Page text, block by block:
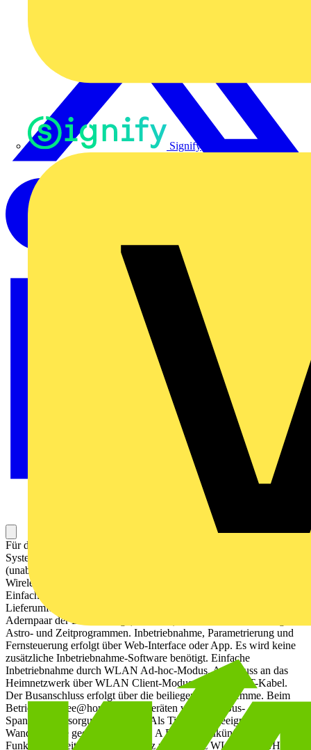
Signify
Für die Inbetriebnahme und Fernsteuerung des Busch-free@home®
Systems. Unterstützt bis zu 150 free@home Teilnehmer
(unabhängig ob Wireless oder Wired). Mit integrierter free@home
Wireless Antenne. Mit integriertem free@home Busanschluss.
Einfache Montage dank externem USB-C Steckernetzteil (im
Lieferumfang enthalten). Optionale Versorgung über das gelb/weiße
Adernpaar der Bus Leitung (24 V DC). Erlaubt die Ausführung von
Astro- und Zeitprogrammen. Inbetriebnahme, Parametrierung und
Fernsteuerung erfolgt über Web-Interface oder App. Es wird keine
zusätzliche Inbetriebnahme-Software benötigt. Einfache
Inbetriebnahme durch WLAN Ad-hoc-Modus. Anschluss an das
Heimnetzwerk über WLAN Client-Modus oder per CAT-Kabel.
Der Busanschluss erfolgt über die beiliegende Busklemme. Beim
Betrieb von free@home Wired Geräten wird eine Bus-
Spannungsversorgung benötigt . Als Tischgerät geeignet. Für die
Wandmontage geeignet. 2 x USB A Ports für zukünftige
Funktionserweiterungen. 2,4 GHz und 5 GHz WLAN 1,4 GHz